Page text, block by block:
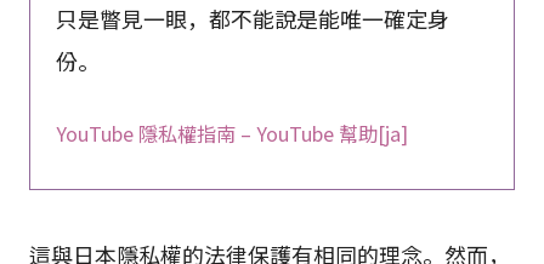
只是瞥見一眼，都不能說是能唯一確定身
份。
YouTube 隱私權指南 – YouTube 幫助[ja]
這與日本隱私權的法律保護有相同的理念。然而，